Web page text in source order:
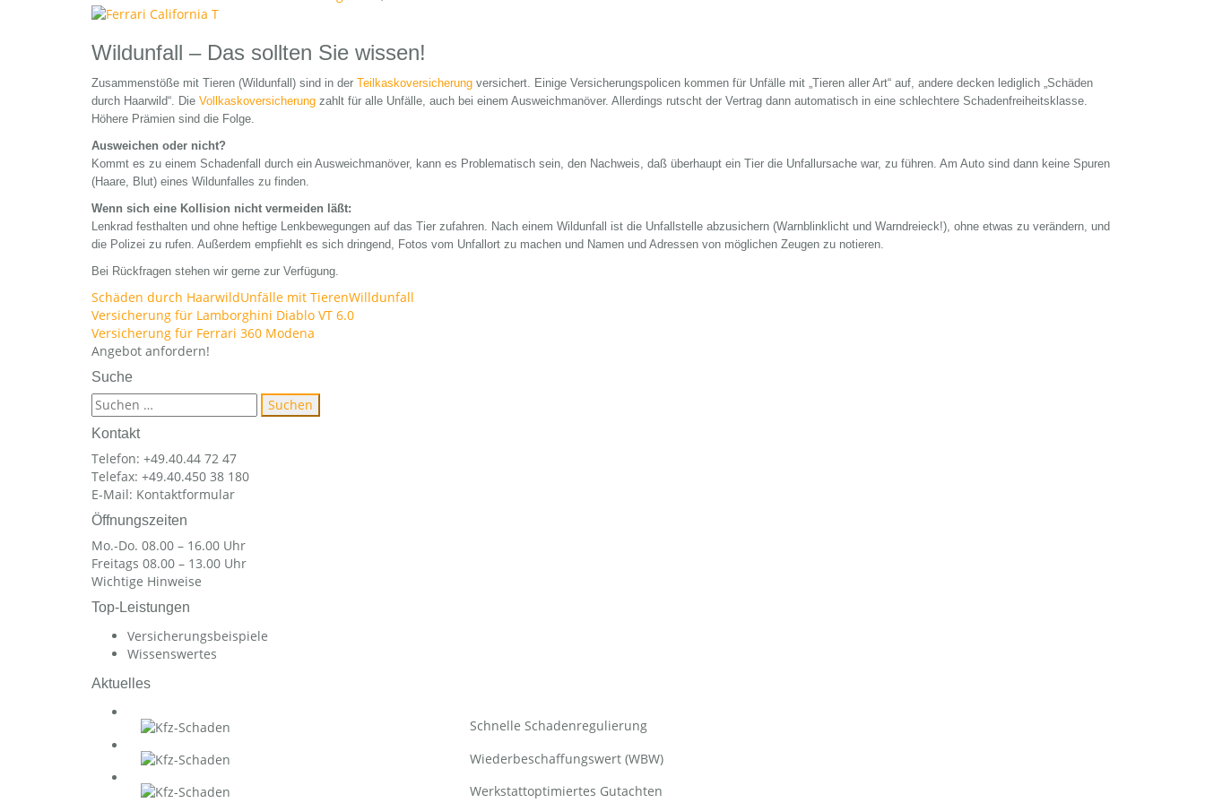
Wildunfall – Das sollten Sie wissen!
Zusammenstöße mit Tieren (Wildunfall) sind in der Teilkaskoversicherung versichert. Einige Versicherungspolicen kommen für Unfälle mit „Tieren aller Art“ auf, andere decken lediglich „Schäden
durch Haarwild“. Die Vollkaskoversicherung zahlt für alle Unfälle, auch bei einem Ausweichmanöver. Allerdings rutscht der Vertrag dann automatisch in eine schlechtere Schadenfreiheitsklasse.
Höhere Prämien sind die Folge.
Ausweichen oder nicht?
Kommt es zu einem Schadenfall durch ein Ausweichmanöver, kann es Problematisch sein, den Nachweis, daß überhaupt ein Tier die Unfallursache war, zu führen. Am Auto sind dann keine Spuren
(Haare, Blut) eines Wildunfalles zu finden.
Wenn sich eine Kollision nicht vermeiden läßt:
Lenkrad festhalten und ohne heftige Lenkbewegungen auf das Tier zufahren. Nach einem Wildunfall ist die Unfallstelle abzusichern (Warnblinklicht und Warndreieck!), ohne etwas zu verändern, und
die Polizei zu rufen. Außerdem empfiehlt es sich dringend, Fotos vom Unfallort zu machen und Namen und Adressen von möglichen Zeugen zu notieren.
Bei Rückfragen stehen wir gerne zur Verfügung.
Schäden durch HaarwildUnfälle mit TierenWilldunfall
Beitragsnavigation
Versicherung für Lamborghini Diablo VT 6.0
Versicherung für Ferrari 360 Modena
Angebot anfordern!
Suche
Suchen
nach:
Kontakt
Telefon: +49.40.44 72 47
Telefax: +49.40.450 38 180
E-Mail: Kontaktformular
Öffnungszeiten
Mo.-Do. 08.00 – 16.00 Uhr
Freitags 08.00 – 13.00 Uhr
Wichtige Hinweise
Top-Leistungen
Versicherungsbeispiele
Wissenswertes
Aktuelles
Schnelle Schadenregulierung
Wiederbeschaffungswert (WBW)
Werkstattoptimiertes Gutachten